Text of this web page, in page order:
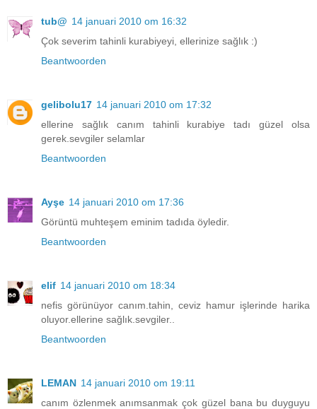
tub@ 14 januari 2010 om 16:32
Çok severim tahinli kurabiyeyi, ellerinize sağlık :)
Beantwoorden
gelibolu17 14 januari 2010 om 17:32
ellerine sağlık canım tahinli kurabiye tadı güzel olsa
gerek.sevgiler selamlar
Beantwoorden
Ayşe 14 januari 2010 om 17:36
Görüntü muhteşem eminim tadıda öyledir.
Beantwoorden
elif 14 januari 2010 om 18:34
nefis görünüyor canım.tahin, ceviz hamur işlerinde harika
oluyor.ellerine sağlık.sevgiler..
Beantwoorden
LEMAN 14 januari 2010 om 19:11
canım özlenmek anımsanmak çok güzel bana bu duyguyu